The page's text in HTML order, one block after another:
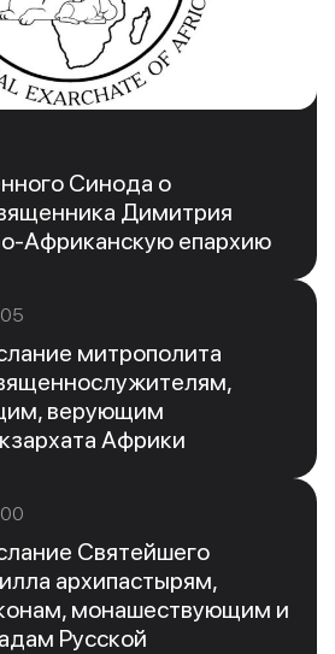
Синода о
Димитрия
Африканскую епархию
митрополита
верующим
Африки
Святейшего
архипастырям,
монашествующим и
Русской